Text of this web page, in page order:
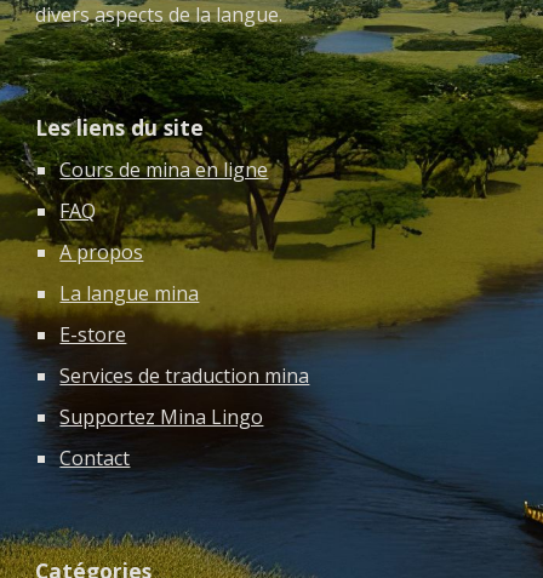
divers aspects de la langue.
Les liens du site
Cours de mina en ligne
FAQ
A propos
La langue mina
E-store
Services de traduction mina
Supportez Mina Lingo
Contact
Catégories